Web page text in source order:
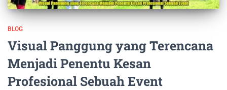
BLOG
Visual Panggung yang Terencana
Menjadi Penentu Kesan
Profesional Sebuah Event